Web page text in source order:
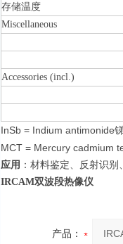
存储温度
Miscellaneous
Accessories (incl.)
InSb = Indium antimonide
MCT = Mercury cadmium
应用 ：材料鉴定、反射识
IRCAM双波段热像仪
产品：